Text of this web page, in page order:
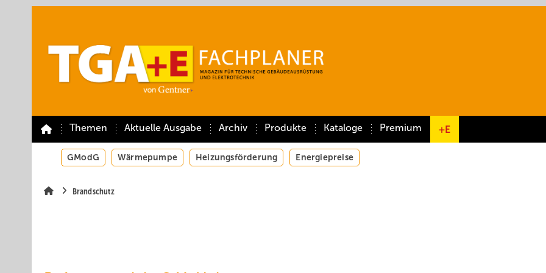
Themen Aktuelle Ausgabe Archiv Produkte Kataloge Premium +E
GModG Wärmepumpe Heizungsförderung Energiepreise
Brandschutz